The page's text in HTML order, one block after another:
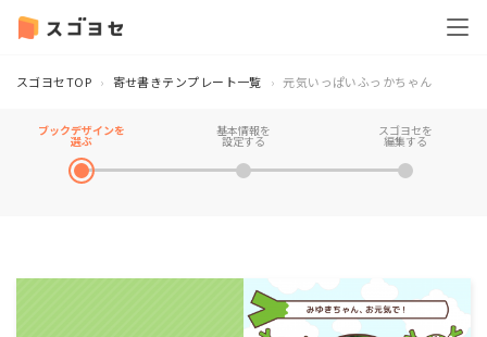
スゴヨセTOP 寄せ書きテンプレート一覧 元気いっぱいふっかちゃん
ブックデザインを
選ぶ
基本情報を
設定する
スゴヨセを
編集する